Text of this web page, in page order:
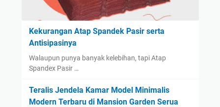
Kekurangan Atap Spandek Pasir serta
Antisipasinya
Walaupun punya banyak kelebihan, tapi Atap
Spandex Pasir …
Teralis Jendela Kamar Model Minimalis
Modern Terbaru di Mansion Garden Serua